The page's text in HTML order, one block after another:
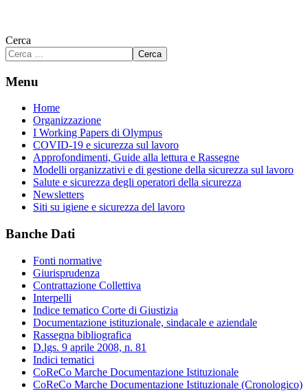
Cerca
Cerca
Menu
Home
Organizzazione
I Working Papers di Olympus
COVID-19 e sicurezza sul lavoro
Approfondimenti, Guide alla lettura e Rassegne
Modelli organizzativi e di gestione della sicurezza sul lavoro
Salute e sicurezza degli operatori della sicurezza
Newsletters
Siti su igiene e sicurezza del lavoro
Banche Dati
Fonti normative
Giurisprudenza
Contrattazione Collettiva
Interpelli
Indice tematico Corte di Giustizia
Documentazione istituzionale, sindacale e aziendale
Rassegna bibliografica
D.lgs. 9 aprile 2008, n. 81
Indici tematici
CoReCo Marche Documentazione Istituzionale
CoReCo Marche Documentazione Istituzionale (Cronologico)